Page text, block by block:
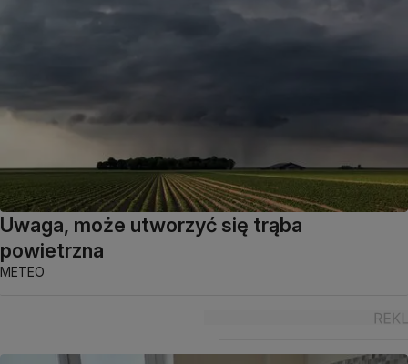
Uwaga, może utworzyć się trąba
powietrzna
METEO